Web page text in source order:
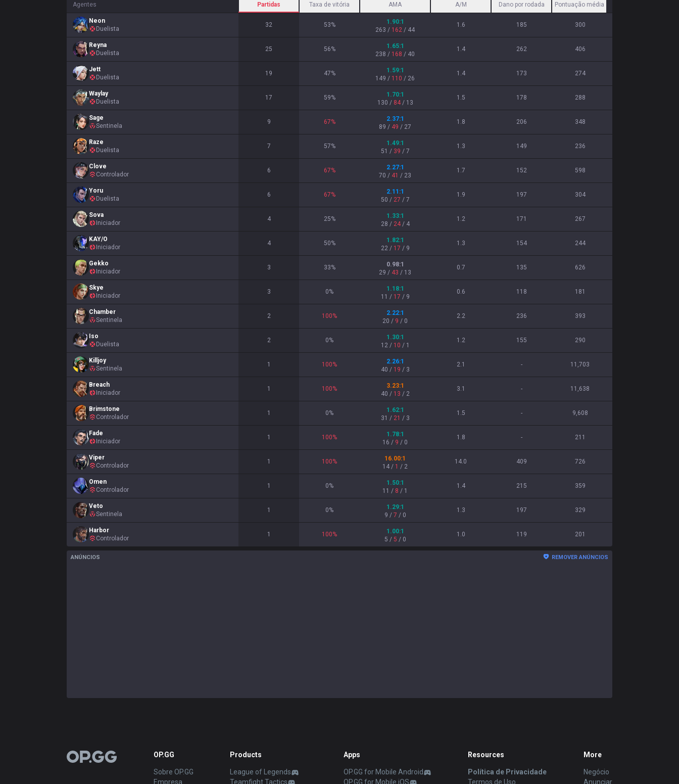
Agentes Partidas Taxa de vitória AMA A/M Dano por rodada Pontuação média
Neon
Duelista
32 53% 1.90:1
263 / 162 / 44
1.6 185 300
Reyna
Duelista
25 56% 1.65:1
238 / 168 / 40
1.4 262 406
Jett
Duelista
19 47% 1.59:1
149 / 110 / 26
1.4 173 274
Waylay
Duelista
17 59% 1.70:1
130 / 84/ 13
1.5 178 288
Sage
Sentinela
9 67% 2.37:1
89 / 49 / 27
1.8 206 348
Raze
Duelista
7 57% 1.49:1
51 / 39 / 7
1.3 149 236
Clove
Controlador
6 67% 2.27:1
70 / 41 / 23
1.7 152 598
Yoru
Duelista
6 67% 2.11 :1
50 / 27 / 7
1.9 197 304
Sova
Iniciador
4 25% 1.33:1
28 / 24/ 4
1.2 171 267
KAY/O
Iniciador
4 50% 1.82:1
22/ 17 / 9
1.3 154 244
Gekko
Iniciador
3 33% 0.98:1
29 / 43 / 13
0.7 135 626
Skye
Iniciador
3 0% 1.18:1
11 / 17 / 9
0.6 118 181
Chamber
Sentinela
2 100% 2.22:1
20 / 9 / 0
2.2 236 393
Iso
Duelista
2 0% 1.30:1
12/ 10 / 1
1.2 155 290
Killjoy
Sentinela
1 100% 2.26:1
40 / 19 / 3
2.1 - 11,703
Breach
Iniciador
1 100% 3.23:1
40 / 13 / 2
3.1 - 11,638
Brimstone
Controlador
1 0% 1.62:1
31 / 21 / 3
1.5 - 9,608
Fade
Iniciador
1 100% 1.78:1
16 / 9 / 0
1.8 - 211
Viper
Controlador
1 100% 16.00:1
14 / 1 / 2
14.0 409 726
Omen
Controlador
1 0% 1.50:1
11 / 8 / 1
1.4 215 359
Veto
Sentinela
1 0% 1.29:1
9 / 7 / 0
1.3 197 329
Harbor
Controlador
1 100% 1.00:1
5 / 5 / 0
1.0 119 201
ANÚNCIOS REMOVER ANÚNCIOS
OP.GG OP.GG
Sobre OP.GG
Empresa
Products
League of Legends
Teamfight Tactics
Apps
OP.GG for Mobile Android
OP.GG for Mobile iOS
Resources
Política de Privacidade
Termos de Uso
More
Negócio
Anunciar